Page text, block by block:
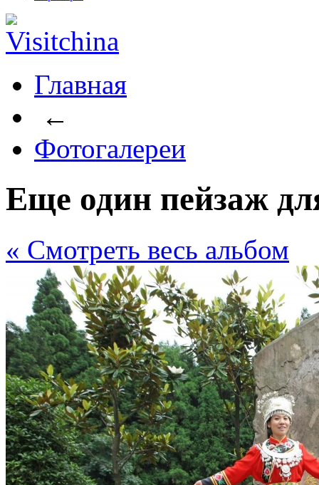
Главная
←
Фотогалереи
Еще один пейзаж
« Cмотреть весь альбом